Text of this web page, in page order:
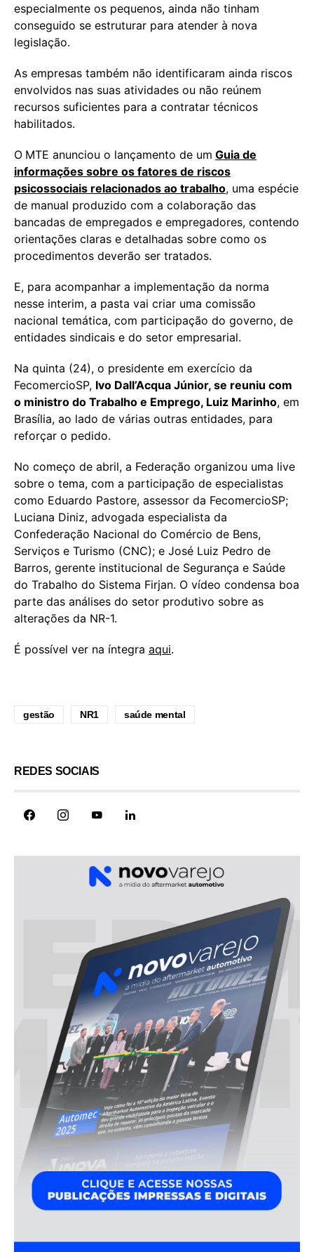
especialmente os pequenos, ainda não tinham
conseguido se estruturar para atender à nova
legislação.
As empresas também não identificaram ainda riscos
envolvidos nas suas atividades ou não reúnem
recursos suficientes para a contratar técnicos
habilitados.
O MTE anunciou o lançamento de um Guia de
informações sobre os fatores de riscos
psicossociais relacionados ao trabalho, uma espécie
de manual produzido com a colaboração das
bancadas de empregados e empregadores, contendo
orientações claras e detalhadas sobre como os
procedimentos deverão ser tratados.
E, para acompanhar a implementação da norma
nesse interim, a pasta vai criar uma comissão
nacional temática, com participação do governo, de
entidades sindicais e do setor empresarial.
Na quinta (24), o presidente em exercício da
FecomercioSP, Ivo Dall’Acqua Júnior, se reuniu com
o ministro do Trabalho e Emprego, Luiz Marinho, em
Brasília, ao lado de várias outras entidades, para
reforçar o pedido.
No começo de abril, a Federação organizou uma live
sobre o tema, com a participação de especialistas
como Eduardo Pastore, assessor da FecomercioSP;
Luciana Diniz, advogada especialista da
Confederação Nacional do Comércio de Bens,
Serviços e Turismo (CNC); e José Luiz Pedro de
Barros, gerente institucional de Segurança e Saúde
do Trabalho do Sistema Firjan. O vídeo condensa boa
parte das análises do setor produtivo sobre as
alterações da NR-1.
É possível ver na íntegra aqui.
gestão NR1 saúde mental
REDES SOCIAIS